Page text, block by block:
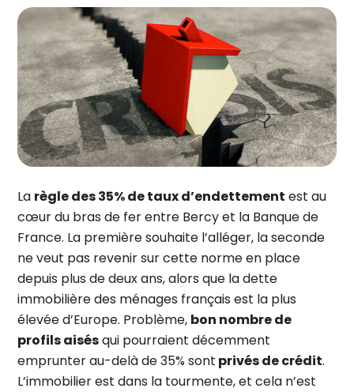
La règle des 35% de taux d’endettement est au
cœur du bras de fer entre Bercy et la Banque de
France. La première souhaite l’alléger, la seconde
ne veut pas revenir sur cette norme en place
depuis plus de deux ans, alors que la dette
immobilière des ménages français est la plus
élevée d’Europe. Problème, bon nombre de
profils aisésqui pourraient décemment
emprunter au-delà de 35% sont privés de crédit.
L’immobilier est dans la tourmente, et cela n’est